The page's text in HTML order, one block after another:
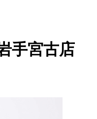
手宮古店